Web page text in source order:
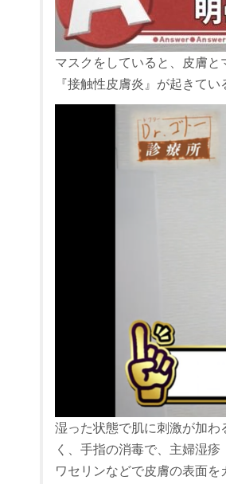
マスクをしていると、皮膚
『接触性皮膚炎』が起きてい
湿った状態で肌に刺激が加
く、手指の消毒で、主婦湿疹
ワセリンなどで皮膚の表面を